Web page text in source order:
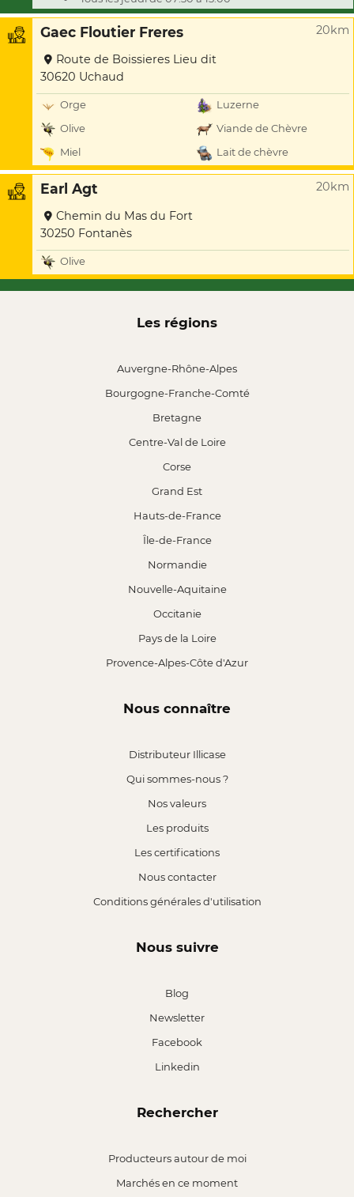
Gaec Floutier Freres 20km
Route de Boissieres Lieu dit
30620 Uchaud
Orge
Luzerne
Olive
Viande de Chèvre
Miel
Lait de chèvre
Earl Agt 20km
Chemin du Mas du Fort
30250 Fontanès
Olive
Les régions
Auvergne-Rhône-Alpes
Bourgogne-Franche-Comté
Bretagne
Centre-Val de Loire
Corse
Grand Est
Hauts-de-France
Île-de-France
Normandie
Nouvelle-Aquitaine
Occitanie
Pays de la Loire
Provence-Alpes-Côte d'Azur
Nous connaître
Distributeur Illicase
Qui sommes-nous ?
Nos valeurs
Les produits
Les certifications
Nous contacter
Conditions générales d'utilisation
Nous suivre
Blog
Newsletter
Facebook
Linkedin
Rechercher
Producteurs autour de moi
Marchés en ce moment